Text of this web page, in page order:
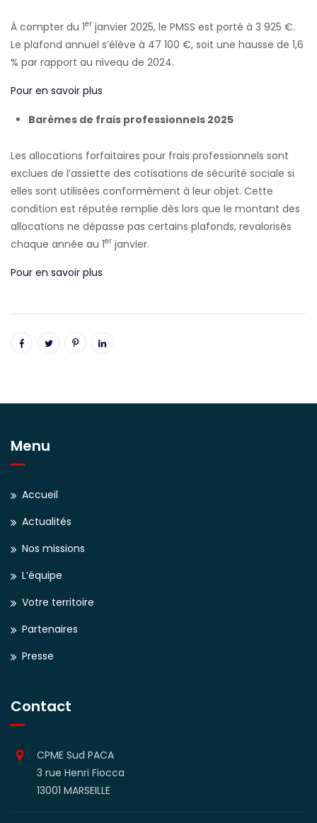
À compter du 1er janvier 2025, le PMSS est porté à 3 925 €.
Le plafond annuel s’élève à 47 100 €, soit une hausse de 1,6
% par rapport au niveau de 2024.
Pour en savoir plus
Barèmes de frais professionnels 2025
Les allocations forfaitaires pour frais professionnels sont
exclues de l’assiette des cotisations de sécurité sociale si
elles sont utilisées conformément à leur objet. Cette
condition est réputée remplie dès lors que le montant des
allocations ne dépasse pas certains plafonds, revalorisés
chaque année au 1er janvier.
Pour en savoir plus
Menu
Accueil
Actualités
Nos missions
L’équipe
Votre territoire
Partenaires
Presse
Contact
CPME Sud PACA
3 rue Henri Fiocca
13001 MARSEILLE